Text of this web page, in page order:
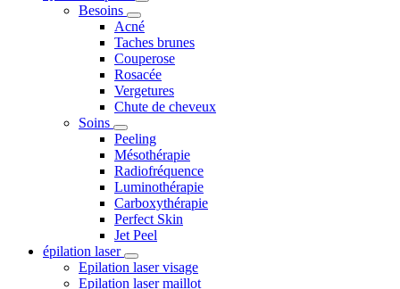
Besoins
Acné
Taches brunes
Couperose
Rosacée
Vergetures
Chute de cheveux
Soins
Peeling
Mésothérapie
Radiofréquence
Luminothérapie
Carboxythérapie
Perfect Skin
Jet Peel
épilation laser
Epilation laser visage
Epilation laser maillot